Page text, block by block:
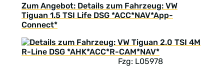
Zum Angebot: Details zum Fahrzeug: VW
Tiguan 1.5 TSI Life DSG *ACC*NAV*App-
Connect*
Fzg: L05978